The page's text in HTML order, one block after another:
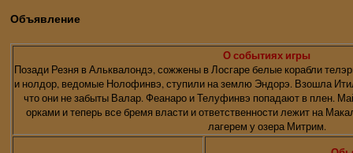
Объявление
О событиях игры
Позади Резня в Альквалондэ, сожжены в Лосгаре белые корабли
и нолдор, ведомые Нолофинвэ, ступили на землю Эндорэ. Взошла
что они не забыты Валар. Феанаро и Телуфинвэ попадают в плен.
орками и теперь все бремя власти и ответственности лежит на
лагерем у озера Митрим.